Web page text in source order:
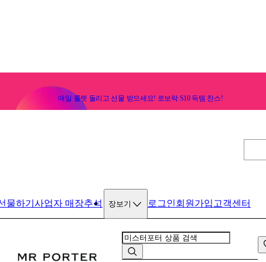
매일 룰렛 돌리고 선물 받으세요! 로보락 S10 득템 찬스!
물하기 사업자 매장추석 장보기 로그인회원가입 고객센터